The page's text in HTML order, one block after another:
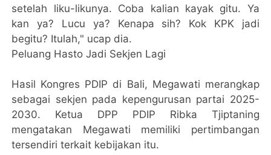
setelah liku-likunya. Coba kalian kayak gitu. Ya
kan ya? Lucu ya? Kenapa sih? Kok KPK jadi
begitu? Itulah," ucap dia.
Peluang Hasto Jadi Sekjen Lagi
Hasil Kongres PDIP di Bali, Megawati merangkap
sebagai sekjen pada kepengurusan partai 2025-
2030. Ketua DPP PDIP Ribka Tjiptaning
mengatakan Megawati memiliki pertimbangan
tersendiri terkait kebijakan itu.